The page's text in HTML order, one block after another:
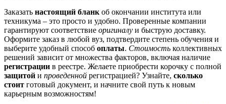
Заказать настоящий бланк об окончании института или
техникума – это просто и удобно. Проверенные компании
гарантируют соответствие оригиналу и быструю доставку.
Оформите заказ в любой вуз, подтвердите степень обучения и
выберите удобный способ оплаты. Стоимость коллективных
решений зависит от множества факторов, включая наличие
регистрации в реестре. Желаете приобрести корочку с полной
защитой и проведенной регистрацией? Узнайте, сколько
стоит готовый документ, и начните свой путь к новым
карьерным возможностям!